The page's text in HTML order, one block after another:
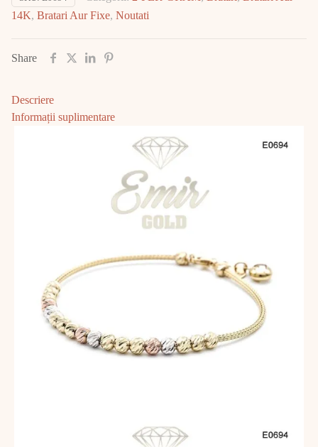
4.73gr
14K, Bratari Aur Fixe, Noutati
Share
Descriere
Informații suplimentare